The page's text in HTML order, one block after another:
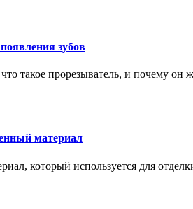
зубов
такое прорезыватель, и почему он
материал
который используется для